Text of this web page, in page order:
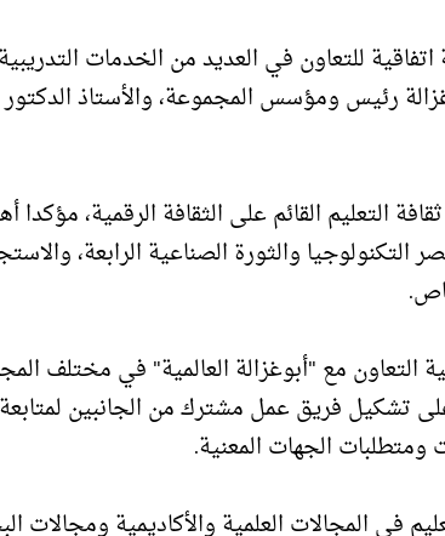
للتعاون في العديد من الخدمات
رئيس ومؤسس المجموعة، والأستاذ
التعليم القائم على الثقافة الرقمية، مؤكدا
والثورة الصناعية الرابعة،
التعاون مع "أبوغزالة العالمية" في مختلف
على تشكيل فريق عمل مشترك من الجانبين
الجهات المعنية.
في المجالات العلمية والأكاديمية ومجالات